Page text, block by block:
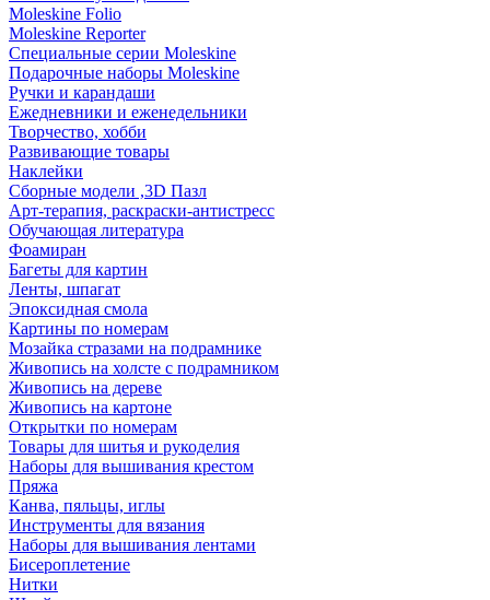
Moleskine Folio
Moleskine Reporter
Специальные серии Moleskine
Подарочные наборы Moleskine
Ручки и карандаши
Ежедневники и еженедельники
Творчество, хобби
Развивающие товары
Наклейки
Сборные модели ,3D Пазл
Арт-терапия, раскраски-антистресс
Обучающая литература
Фоамиран
Багеты для картин
Ленты, шпагат
Эпоксидная смола
Картины по номерам
Мозайка стразами на подрамнике
Живопись на холсте с подрамником
Живопись на дереве
Живопись на картоне
Открытки по номерам
Товары для шитья и рукоделия
Наборы для вышивания крестом
Пряжа
Канва, пяльцы, иглы
Инструменты для вязания
Наборы для вышивания лентами
Бисероплетение
Нитки